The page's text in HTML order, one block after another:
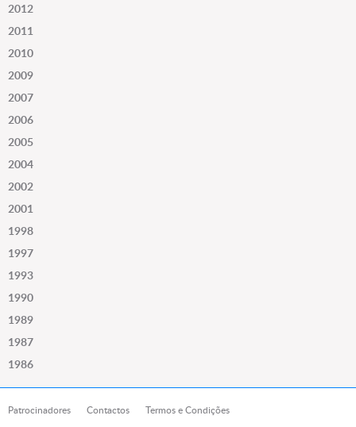
2012
2011
2010
2009
2007
2006
2005
2004
2002
2001
1998
1997
1993
1990
1989
1987
1986
Patrocinadores Contactos Termos e Condições